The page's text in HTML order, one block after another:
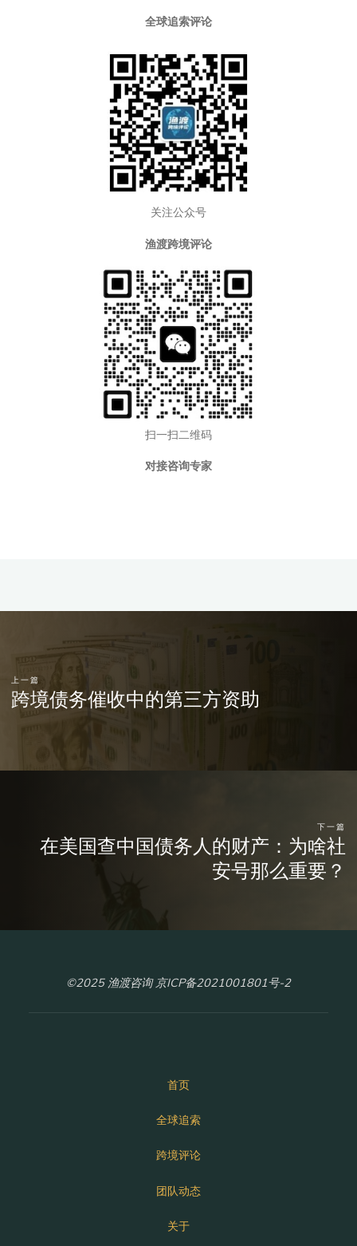
全球追索评论
关注公众号
渔渡跨境评论
扫一扫二维码
对接咨询专家
上一篇
跨境债务催收中的第三方资助
下一篇
在美国查中国债务人的财产：为啥社
安号那么重要？
©2025 渔渡咨询 京ICP备2021001801号-2
首页
全球追索
跨境评论
团队动态
关于